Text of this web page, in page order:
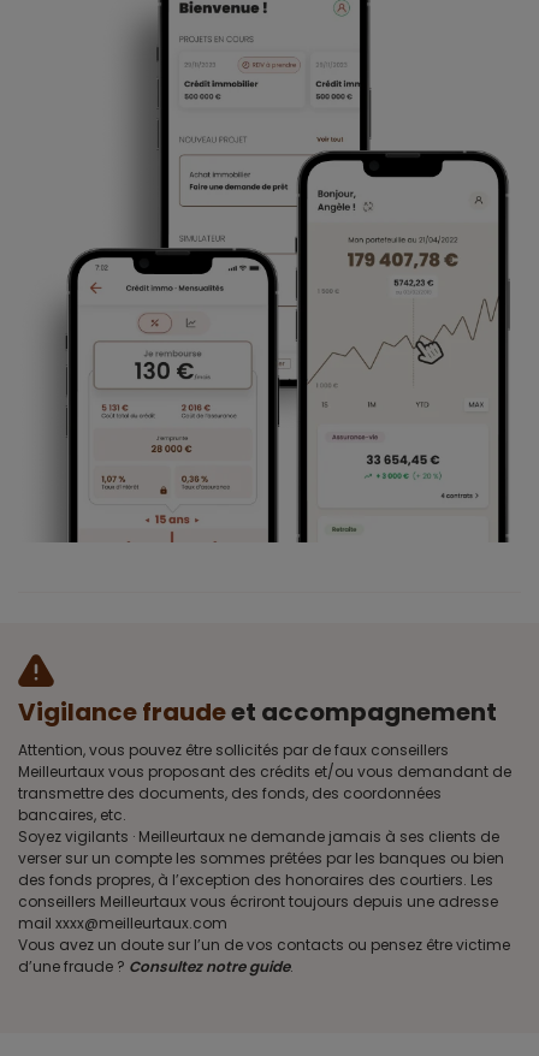
Vigilance fraudeet accompagnement
Attention, vous pouvez être sollicités par de faux conseillers
Meilleurtaux vous proposant des crédits et/ou vous demandant de
transmettre des documents, des fonds, des coordonnées
bancaires, etc.
Soyez vigilants · Meilleurtaux ne demande jamais à ses clients de
verser sur un compte les sommes prêtées par les banques ou bien
des fonds propres, à l’exception des honoraires des courtiers. Les
conseillers Meilleurtaux vous écriront toujours depuis une adresse
mail xxxx@meilleurtaux.com
Vous avez un doute sur l’un de vos contacts ou pensez être victime
d’une fraude ? Consultez notre guide.